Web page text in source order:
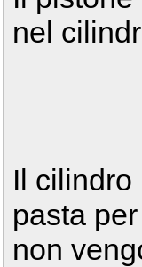
nel
Il
pasta
non